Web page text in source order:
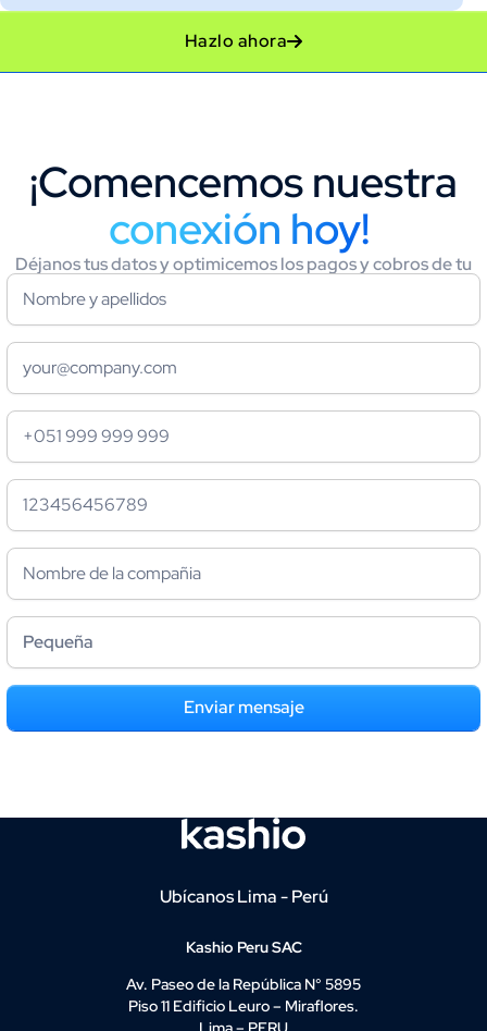
Hazlo ahora
¡Comencemos nuestra
conexión hoy! ​
Déjanos tus datos y optimicemos los pagos y cobros de tu
empresa con Kashio desde ahora.
Ubícanos Lima - Perú
Kashio Peru SAC
Av. Paseo de la República N° 5895
Piso 11 Edificio Leuro – Miraflores.